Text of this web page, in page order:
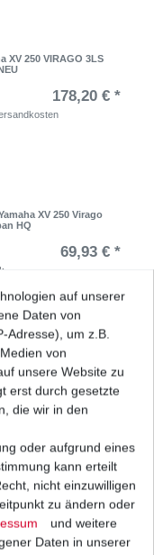
XV 250 VIRAGO 3LS
178,20 € *
XV 250 Virago
HQ
69,93 € *
XV 250 Virago
XV 250 Virago
auf unserer
Daten von
Adresse), um z.B.
von
unsere Website zu
erst durch gesetzte
die wir in den
oder aufgrund eines
kann erteilt
nicht einzuwilligen
zu ändern oder
und weitere
Daten in unserer